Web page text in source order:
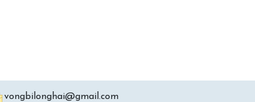
vongbilonghai@gmail.com